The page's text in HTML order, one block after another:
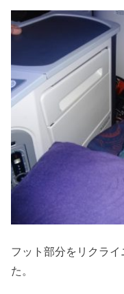
フット部分をリクラ
た。